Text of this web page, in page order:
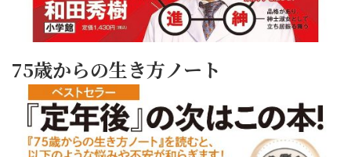
75歳からの生き方ノート